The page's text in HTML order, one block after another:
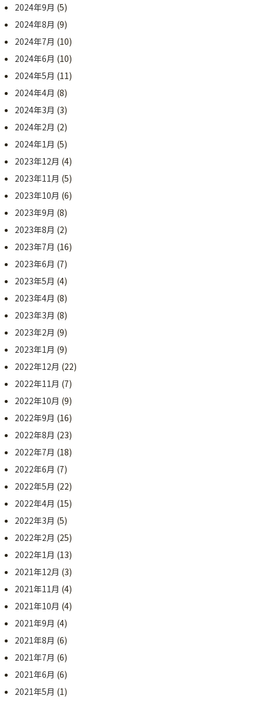
2024年9月 (5)
2024年8月 (9)
2024年7月 (10)
2024年6月 (10)
2024年5月 (11)
2024年4月 (8)
2024年3月 (3)
2024年2月 (2)
2024年1月 (5)
2023年12月 (4)
2023年11月 (5)
2023年10月 (6)
2023年9月 (8)
2023年8月 (2)
2023年7月 (16)
2023年6月 (7)
2023年5月 (4)
2023年4月 (8)
2023年3月 (8)
2023年2月 (9)
2023年1月 (9)
2022年12月 (22)
2022年11月 (7)
2022年10月 (9)
2022年9月 (16)
2022年8月 (23)
2022年7月 (18)
2022年6月 (7)
2022年5月 (22)
2022年4月 (15)
2022年3月 (5)
2022年2月 (25)
2022年1月 (13)
2021年12月 (3)
2021年11月 (4)
2021年10月 (4)
2021年9月 (4)
2021年8月 (6)
2021年7月 (6)
2021年6月 (6)
2021年5月 (1)